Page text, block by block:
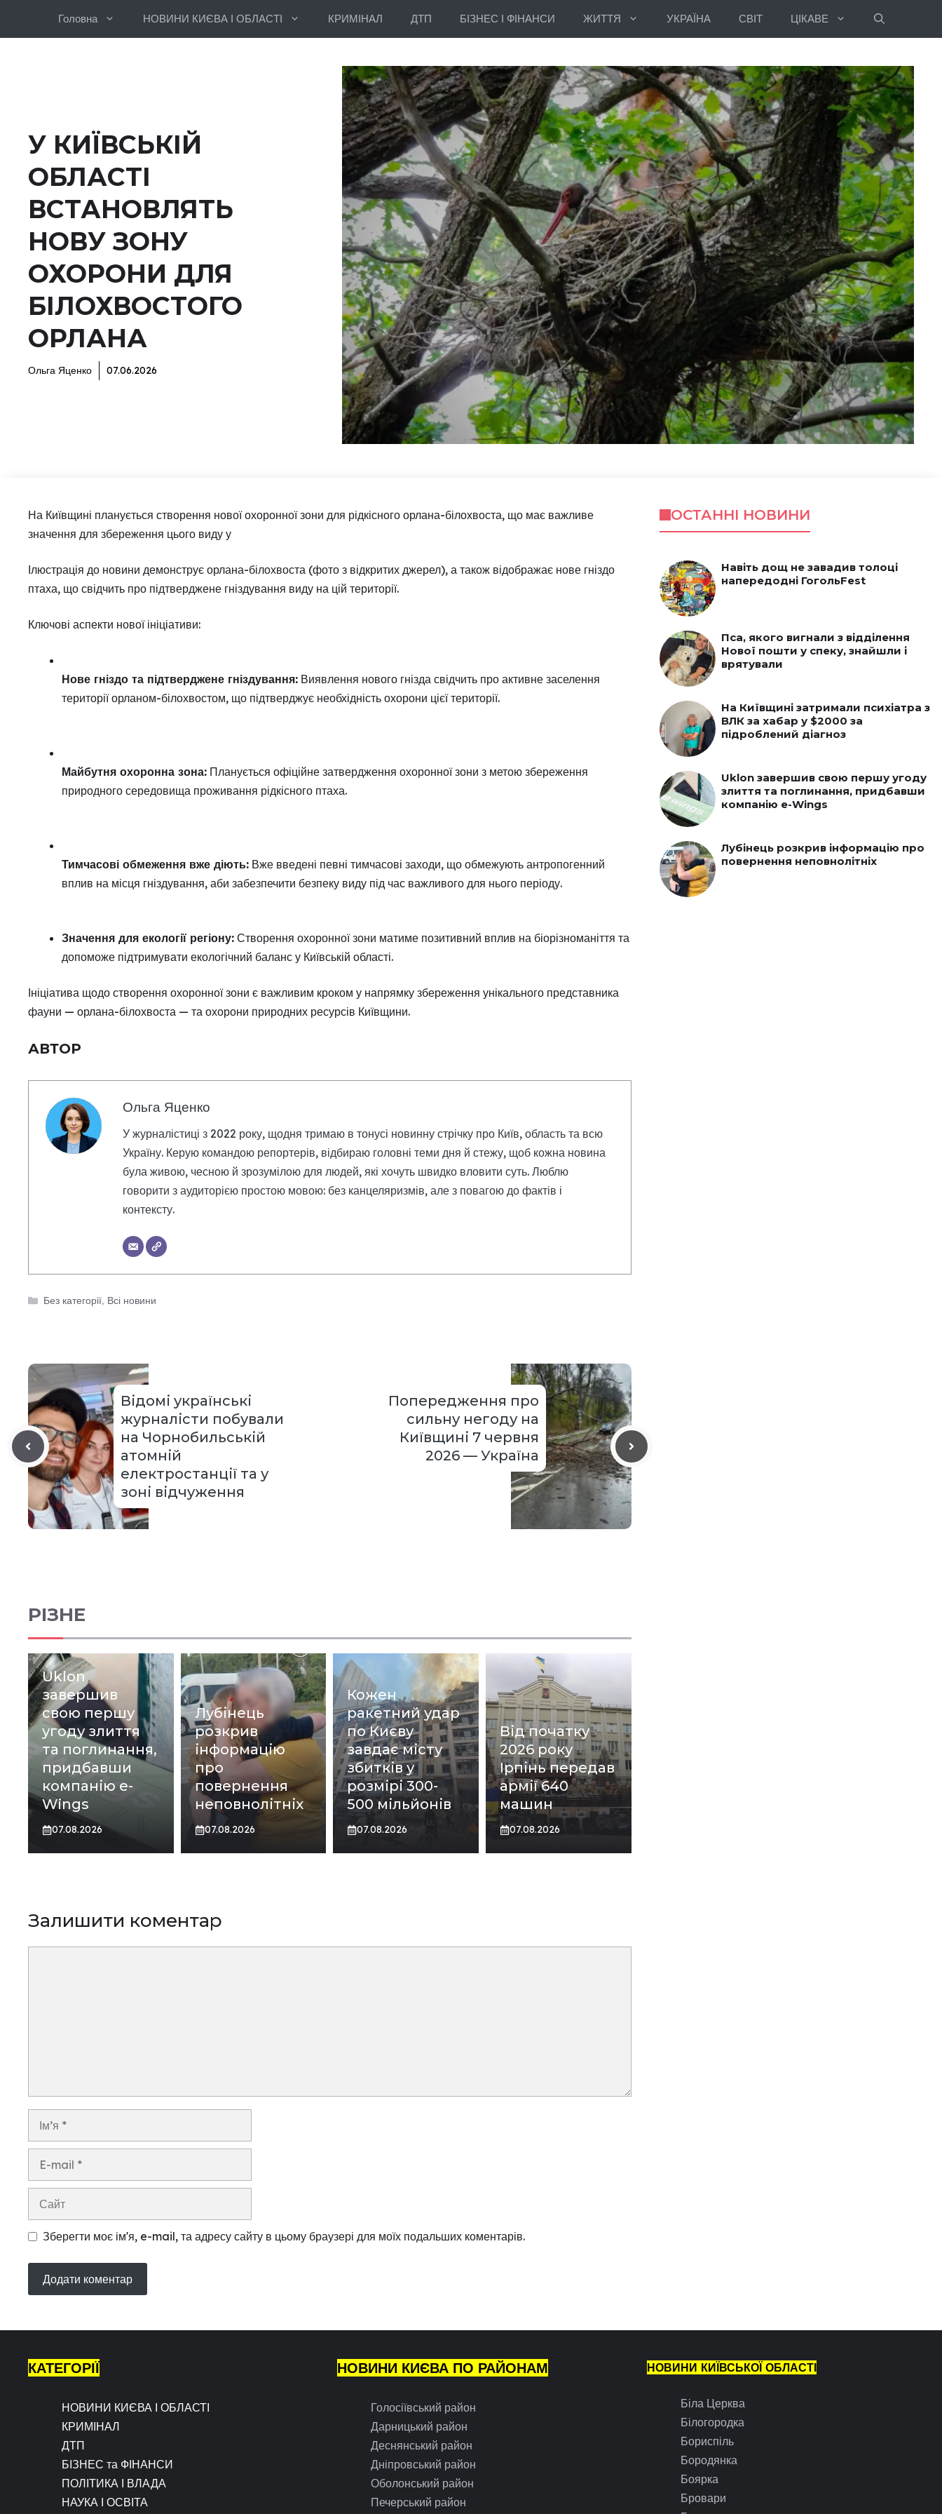
Головна НОВИНИ КИЄВА І ОБЛАСТІ КРИМІНАЛ ДТП БІЗНЕС І ФІНАНСИ ЖИТТЯ УКРАЇНА СВІТ ЦІКАВЕ
У КИЇВСЬКІЙ
ОБЛАСТІ
ВСТАНОВЛЯТЬ
НОВУ ЗОНУ
ОХОРОНИ ДЛЯ
БІЛОХВОСТОГО
ОРЛАНА
Ольга Яценко 07.06.2026
На Київщині планується створення нової охоронної зони для рідкісного орлана-білохвоста, що має важливе
значення для збереження цього виду у
Ілюстрація до новини демонструє орлана-білохвоста (фото з відкритих джерел), а також відображає нове гніздо
птаха, що свідчить про підтверджене гніздування виду на цій території.
Ключові аспекти нової ініціативи:
Нове гніздо та підтверджене гніздування: Виявлення нового гнізда свідчить про активне заселення
території орланом-білохвостом, що підтверджує необхідність охорони цієї території.
Майбутня охоронна зона: Планується офіційне затвердження охоронної зони з метою збереження
природного середовища проживання рідкісного птаха.
Тимчасові обмеження вже діють: Вже введені певні тимчасові заходи, що обмежують антропогенний
вплив на місця гніздування, аби забезпечити безпеку виду під час важливого для нього періоду.
Значення для екології регіону: Створення охоронної зони матиме позитивний вплив на біорізноманіття та
допоможе підтримувати екологічний баланс у Київській області.
Ініціатива щодо створення охоронної зони є важливим кроком у напрямку збереження унікального представника
фауни — орлана-білохвоста — та охорони природних ресурсів Київщини.
АВТОР
Ольга Яценко
У журналістиці з 2022 року, щодня тримаю в тонусі новинну стрічку про Київ, область та всю
Україну. Керую командою репортерів, відбираю головні теми дня й стежу, щоб кожна новина
була живою, чесною й зрозумілою для людей, які хочуть швидко вловити суть. Люблю
говорити з аудиторією простою мовою: без канцеляризмів, але з повагою до фактів і
контексту.
Категорії
Без категорії, Всі новини
Відомі українські
журналісти побували
на Чорнобильській
атомній
електростанції та у
зоні відчуження
Попередження про
сильну негоду на
Київщині 7 червня
2026 — Україна
РІЗНЕ
Uklon
завершив
свою першу
угоду злиття
та поглинання,
придбавши
компанію e-
Wings
07.08.2026
Лубінець
розкрив
інформацію
про
повернення
неповнолітніх
07.08.2026
Кожен
ракетний удар
по Києву
завдає місту
збитків у
розмірі 300-
500 мільйонів
07.08.2026
Від початку
2026 року
Ірпінь передав
армії 640
машин
07.08.2026
Залишити коментар
Ім’я
Сайт
Зберегти моє ім'я, e-mail, та адресу сайту в цьому браузері для моїх подальших коментарів.
ОСТАННІ НОВИНИ
Навіть дощ не завадив толоці
напередодні ГогольFest
Пса, якого вигнали з відділення
Нової пошти у спеку, знайшли і
врятували
На Київщині затримали психіатра з
ВЛК за хабар у $2000 за
підроблений діагноз
Uklon завершив свою першу угоду
злиття та поглинання, придбавши
компанію e-Wings
Лубінець розкрив інформацію про
повернення неповнолітніх
КАТЕГОРІЇ
НОВИНИ КИЄВА І ОБЛАСТІ
КРИМІНАЛ
ДТП
БІЗНЕС та ФІНАНСИ
ПОЛІТИКА І ВЛАДА
НАУКА І ОСВІТА
НОВИНИ КИЄВА ПО РАЙОНАМ
Голосіївський район
Дарницький район
Деснянський район
Дніпровський район
Оболонський район
Печерський район
НОВИНИ КИЇВСЬКОЇ ОБЛАСТІ
Біла Церква
Білогородка
Бориспіль
Бородянка
Боярка
Бровари